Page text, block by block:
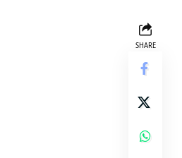
SHARE